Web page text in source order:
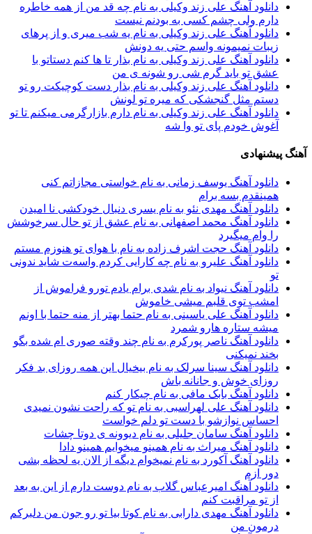
دانلود آهنگ علی زند وکیلی به نام چه قد من از همه خاطره
دارم ولی چشم كسی به بودنم نیست
دانلود آهنگ علی زند وکیلی به نام یه شب میرى و از پرهای
زيبات نمیمونه واسم حتی یه دونش
دانلود آهنگ علی زند وکیلی به نام بذار تا ها كنم دستاتو با
عشق تو باید گرم شی رو شونه ى من
دانلود آهنگ علی زند وکیلی به نام بذار دست كوچیكت رو تو
دستم مثل گنجشكی كه میره تو لونش
دانلود آهنگ علی زند وکیلی به نام دارم بازارگرمی میكنم تا تو
آغوش خودم پای تو وا شه
آهنگ پیشنهادی
دانلود آهنگ یوسف زمانی به نام خواستی مجازاتم کنی
همینقدم بسه برام
دانلود آهنگ مهدی نئو به نام یسری دنبال خودکشی نا امیدن
دانلود آهنگ محمد اصفهانی به نام عشق از تو حال سرخوشش
را وام میگیرد
دانلود آهنگ حجت اشرف زاده به نام با هوای تو هنوزم مستم
دانلود آهنگ علیرو به نام چه کارایی کردم واسه‌ت شاید ندونی
تو
دانلود آهنگ نیواد به نام شدی برام یادم تورو فراموش از
امشب توی قلبم میشی خاموش
دانلود آهنگ علی یاسینی به نام حتما بهتر از منه حتما با اونم
میشه ستاره هارو شمرد
دانلود آهنگ ناصر پورکرم به نام چند وقته صوری ام شده بگو
بخند نمیکنی
دانلود آهنگ سینا سرلک به نام بيخيال اين همه روزاى بد فكر
روزاى خوش و جانانه باش
دانلود آهنگ بابک مافی به نام چیکار کنم
دانلود آهنگ علی لهراسبی به نام تو که راحت نشون نمیدی
احساس نوازشو با دست تو دلم خواست
دانلود آهنگ سامان جلیلی به نام دیوونه ی دوتا چشات
دانلود آهنگ میراث به نام همینو میخوایم همینو دادا
دانلود آهنگ آکورد به نام نمیخوام دیگه از الان یه لحظه بشی
دور ازم
دانلود آهنگ امیرعباس گلاب به نام دوست دارم از این به بعد
از تو مراقبت کنم
دانلود آهنگ مهدی دارابی به نام کوتا بیا تو رو جون من دلبرکم
درمون من